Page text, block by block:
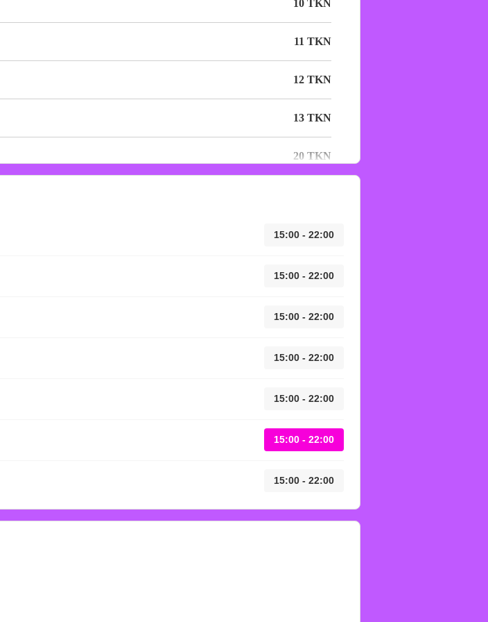
10 TKN
11 TKN
12 TKN
13 TKN
20 TKN
15:00 - 22:00
15:00 - 22:00
15:00 - 22:00
15:00 - 22:00
15:00 - 22:00
15:00 - 22:00
15:00 - 22:00